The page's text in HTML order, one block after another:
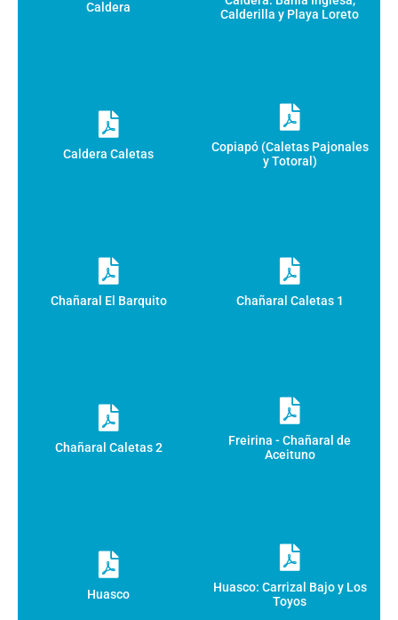
Caldera
Calderilla y Playa Loreto
Caldera Caletas
Copiapó (Caletas Pajonales
y Totoral)
Chañaral El Barquito Chañaral Caletas 1
Chañaral Caletas 2
Freirina - Chañaral de
Aceituno
Huasco
Huasco: Carrizal Bajo y Los
Toyos